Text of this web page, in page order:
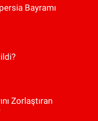
Bayramı
Zorlaştıran